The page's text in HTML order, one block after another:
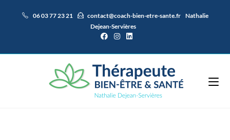
to
content
06 03 77 23 21 contact@coach-bien-etre-sante.fr Nathalie
Dejean-Servières